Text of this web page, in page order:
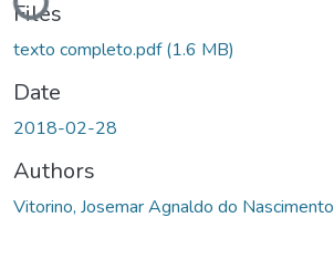
Loading...
Files
texto completo.pdf(1.6 MB)
Date
2018-02-28
Authors
Vitorino, Josemar Agnaldo do Nascimento